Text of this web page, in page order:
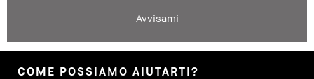
Avvisami
COME POSSIAMO AIUTARTI?